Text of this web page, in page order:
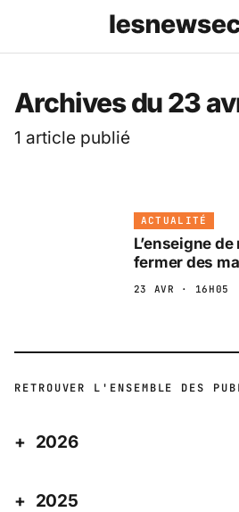
Les
Archives du 23
1 article publié
ACTUALITÉ
L’enseigne
fermer des
23 AVR · 16H05
RETROUVER L'ENSEMBLE DES
2026
2025